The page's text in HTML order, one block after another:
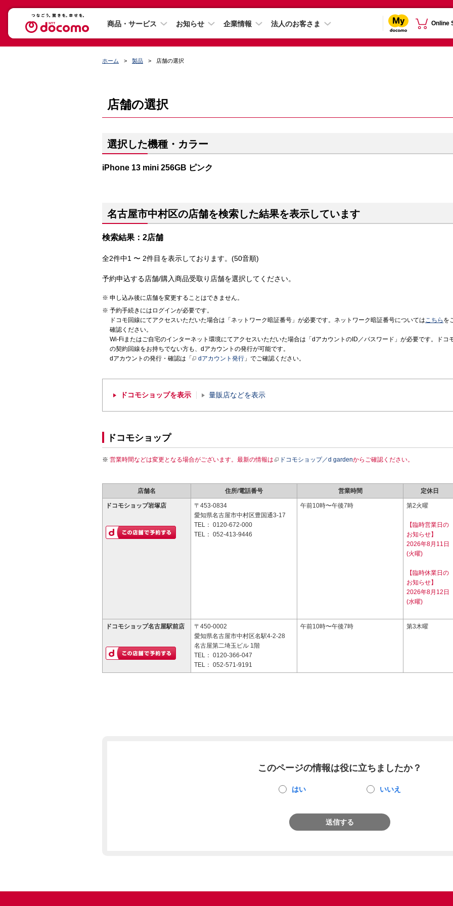
商品・サービス お知らせ 企業情報 法人のお客さま Online
ホーム 製品 店舗の選択
店舗の選択
選択した機種・カラー
iPhone 13 mini 256GB ピンク
名古屋市中村区の店舗を検索した結果を表示しています
検索結果：2店舗
全2件中1 〜 2件目を表示しております。(50音順)
予約申込する店舗/購入商品受取り店舗を選択してください。
申し込み後に店舗を変更することはできません。
予約手続きにはログインが必要です。
ドコモ回線にてアクセスいただいた場合は「ネットワーク暗証番号」が必要です。ネットワーク暗証番号についてはこちら を
確認ください。
Wi-Fiまたはご自宅のインターネット環境にてアクセスいただいた場合は「dアカウントのID／パスワード」が必要です。ドコ
の契約回線をお持ちでない方も、dアカウントの発行が可能です。
dアカウントの発行・確認は「
dアカウント発行 」でご確認ください。
ドコモショップを表示 量販店などを表示
ドコモショップ
営業時間などは変更となる場合がございます。最新の情報は ドコモショップ／d gardenからご確認ください。
店舗名 住所/電話番号 営業時間 定休日
ドコモショップ岩塚店
〒453-0834
愛知県名古屋市中村区豊国通3-17
TEL： 0120-672-000
TEL： 052-413-9446
午前10時〜午後7時 第2火曜
【臨時営業日の
お知らせ】
2026年8月11日
(火曜)
【臨時休業日の
お知らせ】
2026年8月12日
(水曜)
ドコモショップ名古屋駅前店
〒450-0002
愛知県名古屋市中村区名駅4-2-28
名古屋第二埼玉ビル 1階
TEL： 0120-366-047
TEL： 052-571-9191
午前10時〜午後7時 第3木曜
このページの情報は役に立ちましたか？
はい いいえ
送信する